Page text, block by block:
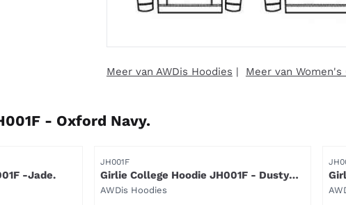
Meer van AWDis Hoodies | Meer van Women's
- Oxford Navy.
-Jade.
Artikelnummer
JH001F
Girlie College Hoodie JH001F - Dusty
Green.
Merk:
AWDis Hoodies